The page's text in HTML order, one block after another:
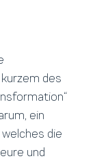
des
ein
die
und